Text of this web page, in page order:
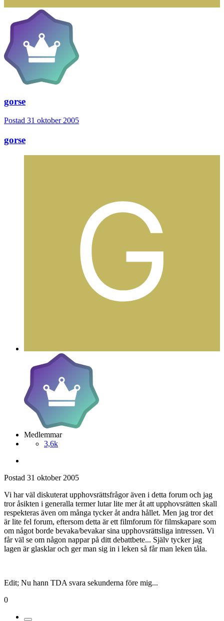
gorse
Postad 31 oktober 2005
gorse
Medlemmar
3,6k
Postad 31 oktober 2005
Vi har väl diskuterat upphovsrättsfrågor även i detta forum och jag
tror åsikten i generalla termer lutar lite mer åt att upphovsrätten skall
respekteras även om många tycker åt andra hållet. Men jag tror det
är lite fel forum, eftersom detta är ett filmforum för filmskapare som
om något borde bevaka/bevakar sina upphovsrättsliga intressen. Vi
får väl se om någon nappar på ditt debattbete... Själv tycker jag
lagen är glasklar och ger man sig in i leken så får man leken tåla.
Edit; Nu hann TDA svara sekunderna före mig...
0